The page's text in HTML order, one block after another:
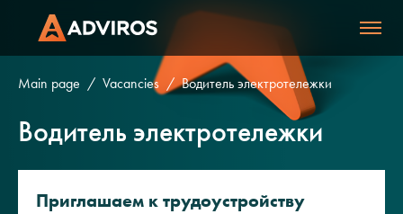
Main page Vacancies Водитель электротележки
Водитель электротележки
Приглашаем к трудоустройству